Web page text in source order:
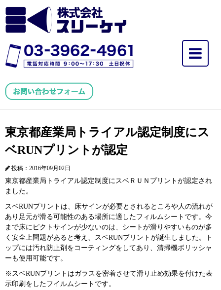
東京都産業局トライアル認定制度にス
ベRUNプリントが認定
投稿：2016年09月02日
東京都産業局トライアル認定制度にスベＲＵＮプリントが認定され
ました。
スベRUNプリントは、床サインが必要とされるところや人の流れが
あり足元が滑る可能性のある場所に適したフィルムシートです。今
まで床にピクトサインが少ないのは、シートが滑りやすいものが多
く安全上問題があると考え、スベRUNプリントが誕生しました。ト
ップには汚れ防止剤をコーティングをしてあり、清掃機ボリッシャ
ーも使用可能です。
※スベRUNプリントはガラスを密着させて滑り止め効果を付けた表
示印刷をしたフイルムシートです。